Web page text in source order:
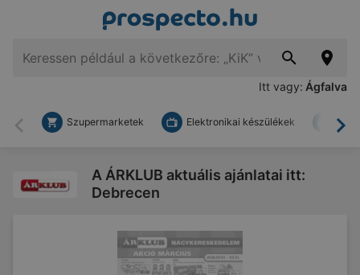
Itt vagy: Ágfalva
Vissza
Szupermarketek Elektronikai készülékek
A ÁRKLUB aktuális ajánlatai itt:
Debrecen